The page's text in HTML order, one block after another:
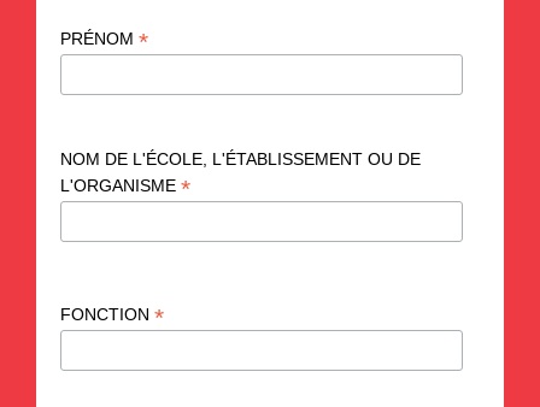
PRÉNOM *
NOM DE L'ÉCOLE, L'ÉTABLISSEMENT OU DE
L'ORGANISME *
FONCTION *